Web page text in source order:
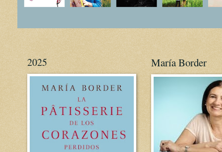
María Border
2025